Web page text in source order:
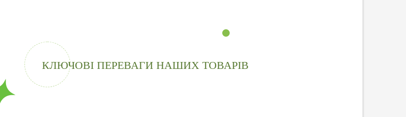
КЛЮЧОВІ ПЕРЕВАГИ НАШИХ ТОВАРІВ